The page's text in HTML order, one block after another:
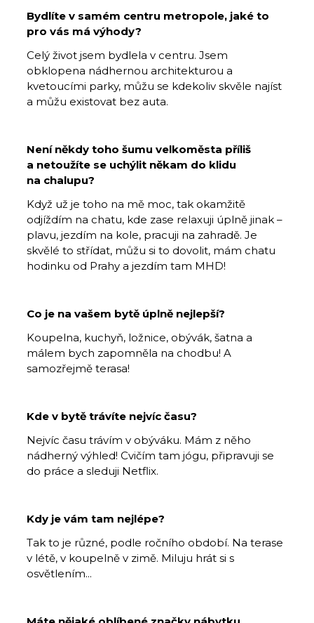
Bydlíte v samém centru metropole, jaké to
pro vás má výhody?
Celý život jsem bydlela v centru. Jsem
obklopena nádhernou architekturou a
kvetoucími parky, můžu se kdekoliv skvěle najíst
a můžu existovat bez auta.
Není někdy toho šumu velkoměsta příliš
a netoužíte se uchýlit někam do klidu
na chalupu?
Když už je toho na mě moc, tak okamžitě
odjíždím na chatu, kde zase relaxuji úplně jinak –
plavu, jezdím na kole, pracuji na zahradě. Je
skvělé to střídat, můžu si to dovolit, mám chatu
hodinku od Prahy a jezdím tam MHD!
Co je na vašem bytě úplně nejlepší?
Koupelna, kuchyň, ložnice, obývák, šatna a
málem bych zapomněla na chodbu! A
samozřejmě terasa!
Kde v bytě trávíte nejvíc času?
Nejvíc času trávím v obýváku. Mám z něho
nádherný výhled! Cvičím tam jógu, připravuji se
do práce a sleduji Netflix.
Kdy je vám tam nejlépe?
Tak to je různé, podle ročního období. Na terase
v létě, v koupelně v zimě. Miluju hrát si s
osvětlením...